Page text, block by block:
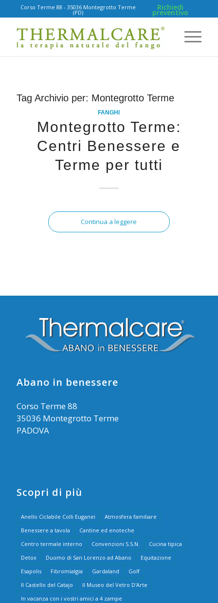
Corso Terme 88 - 35036 Montegrotto Terme
(PD)
Richiedi
preventivo
Tag Archivio per: Montegrotto Terme
FANGHI
Montegrotto Terme:
Centri Benessere e
Terme per tutti
Continua a leggere
Abano in benessere
Corso Terme 88
35036 Montegrotto Terme
PADOVA
Scopri di più
Anello Ciclabile Colli Euganei
Atmosfera familiare
Benessere a tavola
Cantine ed enoteche
Centro termale interno
Convenzioni S.S.N.
Cucina tipica
Detox
Duomo di San Lorenzo ad Abano
Equitazione
Esapolis
Fibromialgia Gardaland
Golf
Il Castello del Catajo
Il Museo del Vetro D'Arte
In vacanza con i vostri amici a 4 zampe